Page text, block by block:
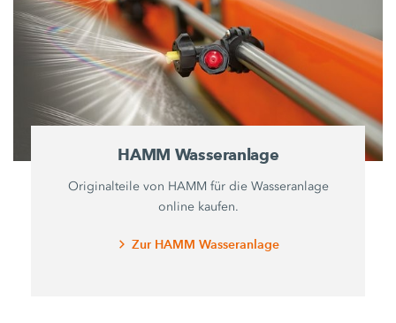
HAMM Wasseranlage
Originalteile von HAMM für die Wasseranlage
online kaufen.
Zur HAMM Wasseranlage